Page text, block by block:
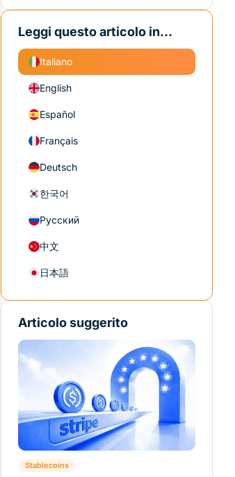
Leggi questo articolo in...
Italiano
English
Español
Français
Deutsch
한국어
Русский
中文
日本語
Articolo suggerito
Stablecoins